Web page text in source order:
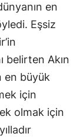
en
Eşsiz
belirten Akın
en büyük
için
olmak için